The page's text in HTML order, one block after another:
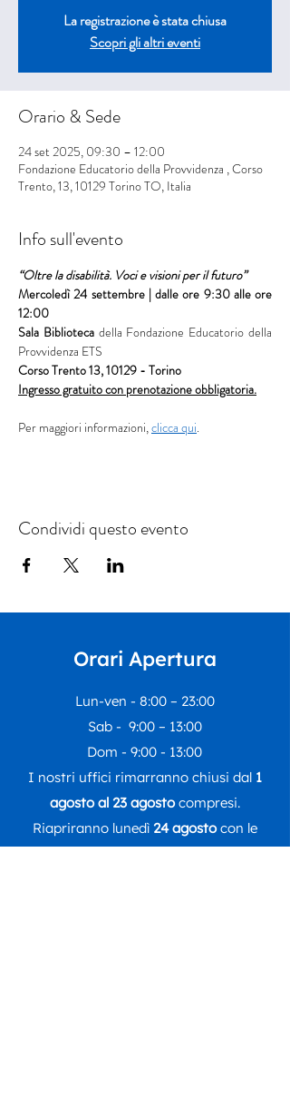
La registrazione è stata chiusa
Scopri gli altri eventi
Orario & Sede
24 set 2025, 09:30 – 12:00
Fondazione Educatorio della Provvidenza , Corso
Trento, 13, 10129 Torino TO, Italia
Info sull'evento
“Oltre la disabilità. Voci e visioni per il futuro”
Mercoledì 24 settembre | dalle ore 9:30 alle ore
12:00
Sala Biblioteca della Fondazione Educatorio della
Provvidenza ETS
Corso Trento 13, 10129 - Torino
Ingresso gratuito con prenotazione obbligatoria.
Per maggiori informazioni, clicca qui.
Condividi questo evento
Orari Apertura
Lun-ven - 8:00 – 23:00
Sab - 9:00 – 13:00
Dom - 9:00 - 13:00
I nostri uffici rimarranno chiusi dal 1
agosto al 23 agostocompresi.
Riapriranno lunedì 24 agostocon le